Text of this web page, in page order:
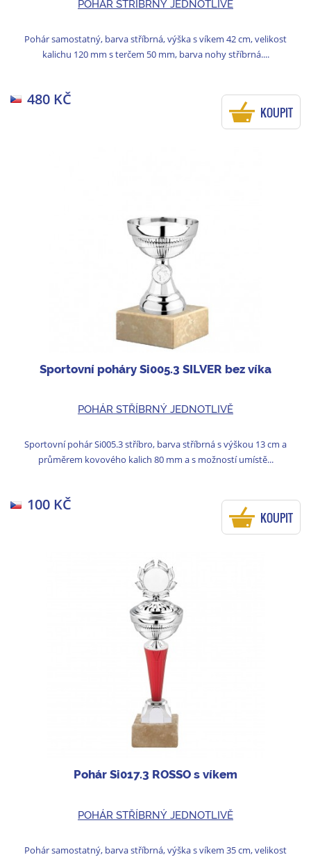
POHÁR STŘÍBRNÝ JEDNOTLIVĚ
Pohár samostatný, barva stříbrná, výška s víkem 42 cm, velikost
kalichu 120 mm s terčem 50 mm, barva nohy stříbrná....
480 KČ
KOUPIT
Sportovní poháry Si005.3 SILVER bez víka
POHÁR STŘÍBRNÝ JEDNOTLIVĚ
Sportovní pohár Si005.3 stříbro, barva stříbrná s výškou 13 cm a
průměrem kovového kalich 80 mm a s možností umístě...
100 KČ
KOUPIT
Pohár Si017.3 ROSSO s víkem
POHÁR STŘÍBRNÝ JEDNOTLIVĚ
Pohár samostatný, barva stříbrná, výška s víkem 35 cm, velikost